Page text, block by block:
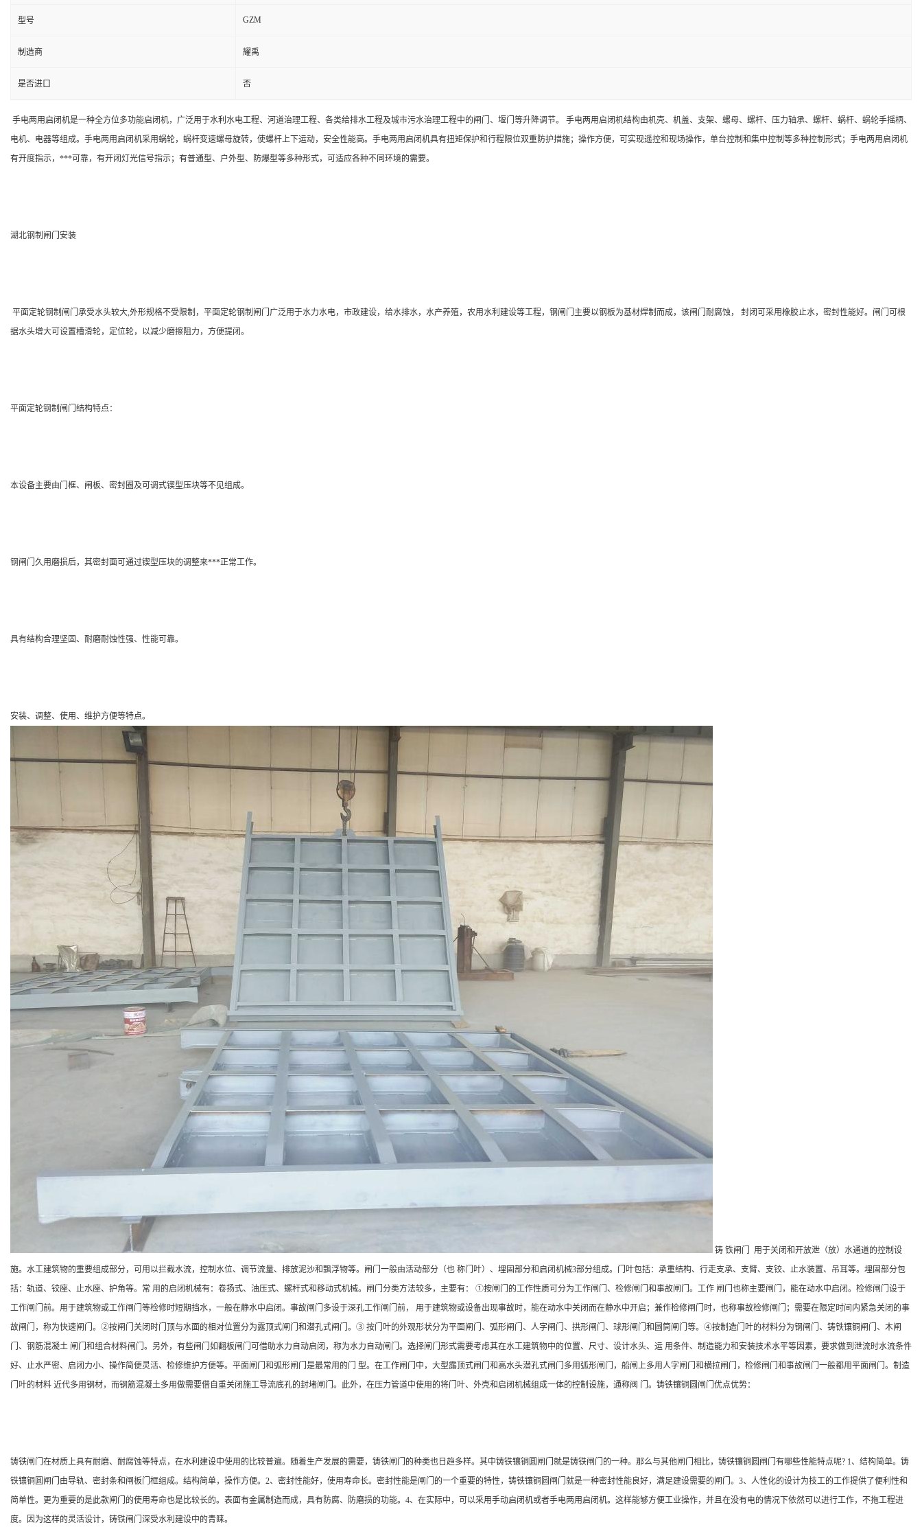
型号 GZM
制造商 耀禹
是否进口 否
手电两用启闭机是一种全方位多功能启闭机，广泛用于水利水电工程、河道治理工程、各类给排水工程及城市污水治理工程中的闸门、堰门等升降调节。 手电两用启闭机结构由机壳、机盖、支架、螺母、螺杆、压力轴承、螺杆、蜗杆、蜗轮手摇柄、
电机、电器等组成。手电两用启闭机采用蜗轮，蜗杆变速螺母旋转，使螺杆上下运动，安全性能高。手电两用启闭机具有扭矩保护和行程限位双重防护措施；操作方便，可实现遥控和现场操作，单台控制和集中控制等多种控制形式；手电两用启闭机
有开度指示，***可靠，有开闭灯光信号指示；有普通型、户外型、防爆型等多种形式，可适应各种不同环境的需要。
湖北钢制闸门安装
平面定轮钢制闸门承受水头较大,外形规格不受限制，平面定轮钢制闸门广泛用于水力水电，市政建设，给水排水，水产养殖，农用水利建设等工程，钢闸门主要以钢板为基材焊制而成，该闸门耐腐蚀， 封闭可采用橡胶止水，密封性能好。闸门可根
据水头增大可设置槽滑轮，定位轮，以减少磨擦阻力，方便提闭。
平面定轮钢制闸门结构特点：
本设备主要由门框、闸板、密封圈及可调式锲型压块等不见组成。
钢闸门久用磨损后，其密封面可通过锲型压块的调整来***正常工作。
具有结构合理坚固、耐磨耐蚀性强、性能可靠。
安装、调整、使用、维护方便等特点。
铸 铁闸门 用于关闭和开放泄（放）水通道的控制设
施。水工建筑物的重要组成部分，可用以拦截水流，控制水位、调节流量、排放泥沙和飘浮物等。闸门一般由活动部分（也 称门叶）、埋固部分和启闭机械3部分组成。门叶包括：承重结构、行走支承、支臂、支铰、止水装置、吊耳等。埋固部分包
括：轨道、铰座、止水座、护角等。常 用的启闭机械有：卷扬式、油压式、螺杆式和移动式机械。闸门分类方法较多，主要有： ①按闸门的工作性质可分为工作闸门、检修闸门和事故闸门。工作 闸门也称主要闸门，能在动水中启闭。检修闸门设于
工作闸门前。用于建筑物或工作闸门等检修时短期挡水，一般在静水中启闭。事故闸门多设于深孔工作闸门前， 用于建筑物或设备出现事故时，能在动水中关闭而在静水中开启；兼作检修闸门时，也称事故检修闸门；需要在限定时间内紧急关闭的事
故闸门，称为快速闸门。②按闸门关闭时门顶与水面的相对位置分为露顶式闸门和潜孔式闸门。③ 按门叶的外观形状分为平面闸门、弧形闸门、人字闸门、拱形闸门、球形闸门和圆筒闸门等。④按制造门叶的材料分为钢闸门、铸铁镶铜闸门、木闸
门、钢筋混凝土 闸门和组合材料闸门。另外，有些闸门如翻板闸门可借助水力自动启闭，称为水力自动闸门。选择闸门形式需要考虑其在水工建筑物中的位置、尺寸、设计水头、运 用条件、制造能力和安装技术水平等因素，要求做到泄流时水流条件
好、止水严密、启闭力小、操作简便灵活、检修维护方便等。平面闸门和弧形闸门是最常用的门 型。在工作闸门中，大型露顶式闸门和高水头潜孔式闸门多用弧形闸门，船闸上多用人字闸门和横拉闸门，检修闸门和事故闸门一般都用平面闸门。制造
门叶的材料 近代多用钢材，而钢筋混凝土多用做需要借自重关闭施工导流底孔的封堵闸门。此外，在压力管道中使用的将门叶、外壳和启闭机械组成一体的控制设施，通称阀 门。铸铁镶铜圆闸门优点优势：
铸铁闸门在材质上具有耐磨、耐腐蚀等特点，在水利建设中使用的比较普遍。随着生产发展的需要，铸铁闸门的种类也日趋多样。其中铸铁镶铜圆闸门就是铸铁闸门的一种。那么与其他闸门相比，铸铁镶铜圆闸门有哪些性能特点呢? 1、结构简单。铸
铁镶铜圆闸门由导轨、密封条和闸板门框组成。结构简单，操作方便。2、密封性能好，使用寿命长。密封性能是闸门的一个重要的特性，铸铁镶铜圆闸门就是一种密封性能良好，满足建设需要的闸门。3、人性化的设计为技工的工作提供了便利性和
简单性。更为重要的是此款闸门的使用寿命也是比较长的。表面有金属制造而成，具有防腐、防磨损的功能。4、在实际中，可以采用手动启闭机或者手电两用启闭机。这样能够方便工业操作，并且在没有电的情况下依然可以进行工作，不拖工程进
度。因为这样的灵活设计，铸铁闸门深受水利建设中的青睐。